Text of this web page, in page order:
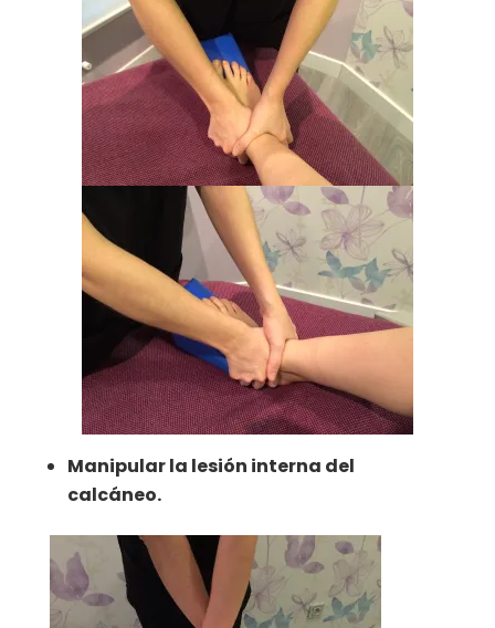
Manipular la lesión interna del
calcáneo.